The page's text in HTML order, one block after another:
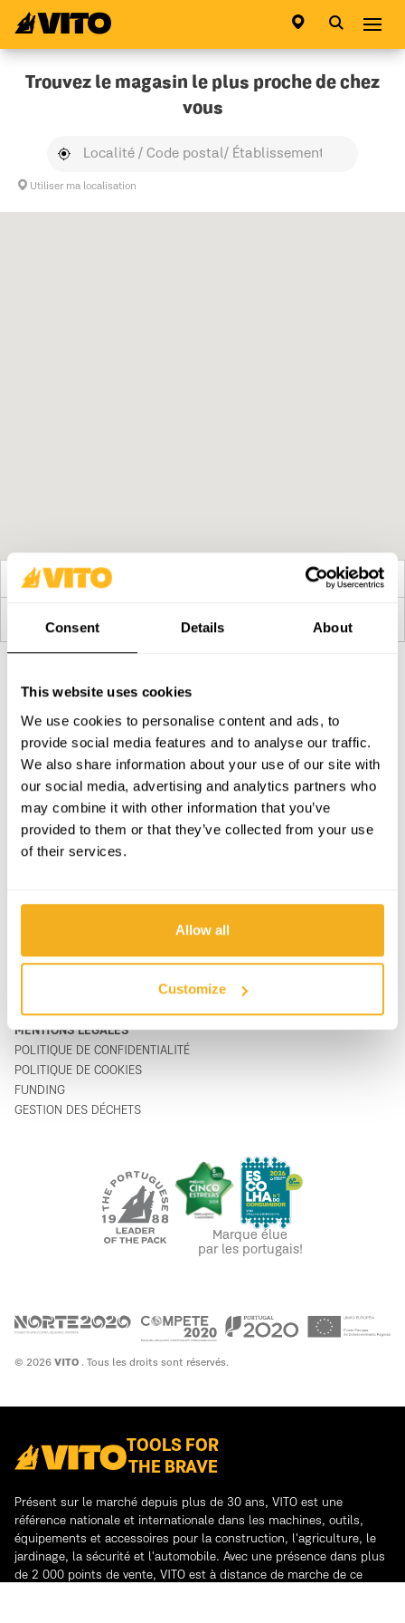
Consent Details About
This website uses cookies
We use cookies to personalise content and ads, to
provide social media features and to analyse our traffic.
We also share information about your use of our site with
our social media, advertising and analytics partners who
may combine it with other information that you’ve
provided to them or that they’ve collected from your use
of their services.
Allow all
Customize
Aller à la page principale
Trouvez le magasin le plus proche de chez
vous
Utiliser ma localisation
Résultats: 0
Pas de magasins disponibles
PRODUITS
ASSISTANCE & SERVICE
ÊTRE DISTRIBUTEUR
CONTACTS
MENTIONS LÉGALES
POLITIQUE DE CONFIDENTIALITÉ
POLITIQUE DE COOKIES
FUNDING
GESTION DES DÉCHETS
Devenez plus BRAVE, chaque jour. Soyez au courant des
dernières nouvelles, promotions et campagnes de VITO.
S'ABONNER
Marque élue
par les portugais!
© 2026 VITO . Tous les droits sont réservés.
TOOLS FOR
THE BRAVE
Présent sur le marché depuis plus de 30 ans, VITO est une
référence nationale et internationale dans les machines, outils,
équipements et accessoires pour la construction, l'agriculture, le
jardinage, la sécurité et l'automobile. Avec une présence dans plus
de 2 000 points de vente, VITO est à distance de marche de ce